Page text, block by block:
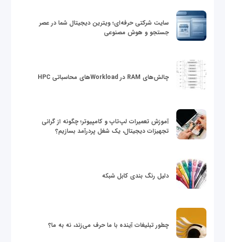
سایت شرکتی حرفه‌ای؛ ویترین دیجیتال شما در عصر
جستجو و هوش مصنوعی
چالش‌های RAM در Workloadهای محاسباتی HPC
آموزش تعمیرات لپ‌تاپ و کامپیوتر؛ چگونه از گرانی
تجهیزات دیجیتال، یک شغل پردرآمد بسازیم؟
دلیل رنگ بندی کابل شبکه
چطور تبلیغات آینده با ما حرف می‌زند، نه به ما؟